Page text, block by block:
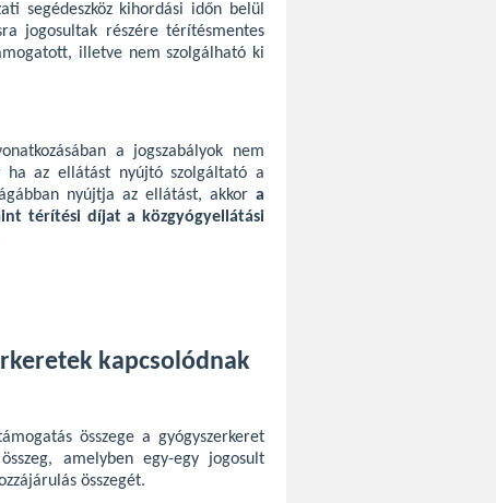
segédeszköz kihordási időn belül
jogosultak részére térítésmentes
illetve nem szolgálható ki
a jogszabályok nem
az ellátást nyújtó szolgáltató a
nyújtja az ellátást, akkor a
térítési díjat a közgyógyellátási
kapcsolódnak
összege a gyógyszerkeret
amelyben egy-egy jogosult
összegét.